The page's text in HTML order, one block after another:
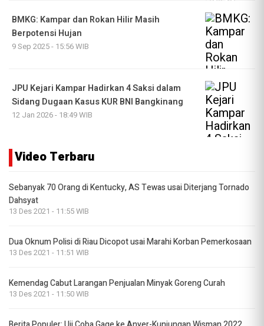
BMKG: Kampar dan Rokan Hilir Masih
Berpotensi Hujan
9 Sep 2025 - 15:56 WIB
JPU Kejari Kampar Hadirkan 4 Saksi dalam
Sidang Dugaan Kasus KUR BNI Bangkinang
12 Jan 2026 - 18:49 WIB
Video Terbaru
Sebanyak 70 Orang di Kentucky, AS Tewas usai Diterjang Tornado
Dahsyat
13 Des 2021 - 11:55 WIB
Dua Oknum Polisi di Riau Dicopot usai Marahi Korban Pemerkosaan
13 Des 2021 - 11:51 WIB
Kemendag Cabut Larangan Penjualan Minyak Goreng Curah
13 Des 2021 - 11:50 WIB